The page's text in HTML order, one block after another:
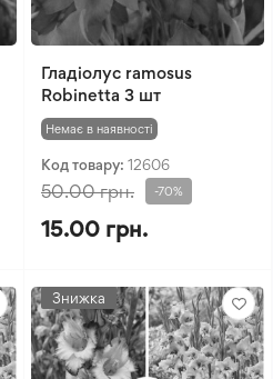
Гладіолус ramosus
Robinetta 3 шт
Немає в наявності
Код товару: 12606
50.00 грн. -70%
15.00 грн.
Знижка